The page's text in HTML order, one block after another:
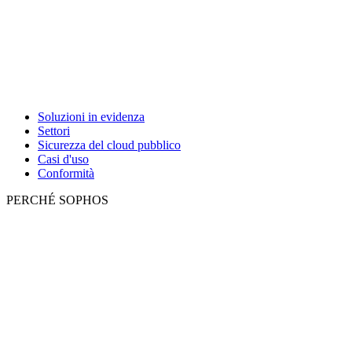
Soluzioni in evidenza
Settori
Sicurezza del cloud pubblico
Casi d'uso
Conformità
PERCHÉ SOPHOS